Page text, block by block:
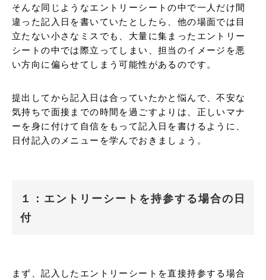
そんな同じようなエントリーシートの中で一人だけ間
違った記入日を書いていたとしたら、他の場面では目
立たない小さなミスでも、大量に集まったエントリー
シートの中では際立ってしまい、担当のイメージを悪
い方向に偏らせてしまう可能性があるのです。
提出してから記入日は合っていたかと悩んで、不安な
気持ちで面接までの時間を過ごすよりは、正しいマナ
ーを身に付けて自信をもって記入日を書けるように、
日付記入のメニューを学んでおきましょう。
１：エントリーシートを持参する場合の日
付
まず、記入したエントリーシートを直接持参する場合